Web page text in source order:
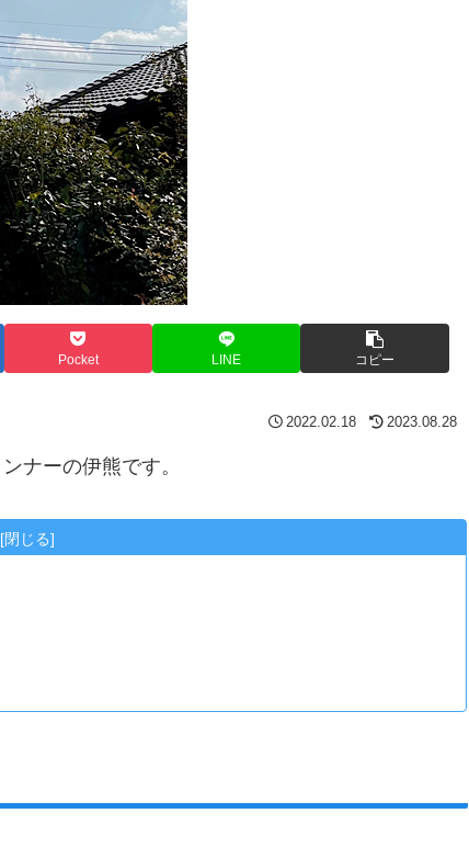
Pocket LINE コピー
2022.02.18 2023.08.28
ナーの伊熊です。